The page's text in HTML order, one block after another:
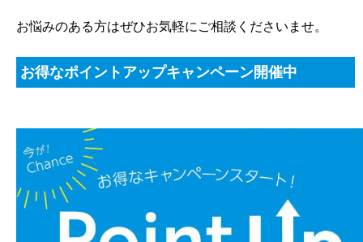
お悩みのある方はぜひお気軽にご相談くださいませ。
お得なポイントアップキャンペーン開催中